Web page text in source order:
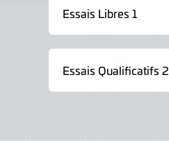
Essais Libres 1
Essais Qualificatifs 2